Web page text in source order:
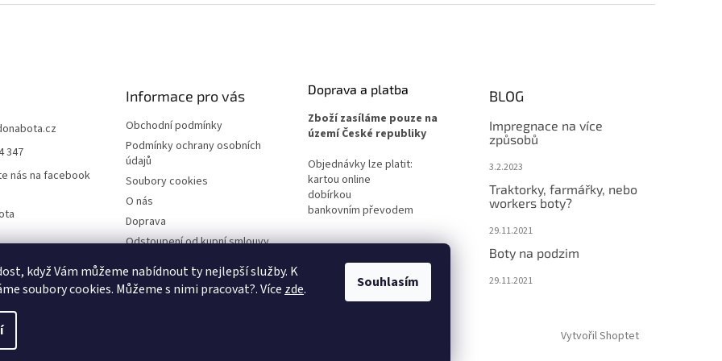
když Vám můžeme nabídnout ty nejlepší služby. K
soubory cookies. Můžeme s nimi pracovat?. Více zde. Souhlasím
347
nás na facebook
Informace pro vás
Obchodní podmínky
Podmínky ochrany osobních
údajů
Soubory cookies
O nás
Doprava
Odstoupení od kupní smlouvy
Reklamace
Doprava a platba
Zboží zasíláme pouze na
území České republiky
Objednávky lze platit:
kartou online
dobírkou
bankovním převodem
BLOG
Impregnace na více
způsobů
3.2.2023
Traktorky, farmářky, nebo
workers boty?
29.11.2021
Boty na podzim
29.11.2021
Vytvořil Shoptet